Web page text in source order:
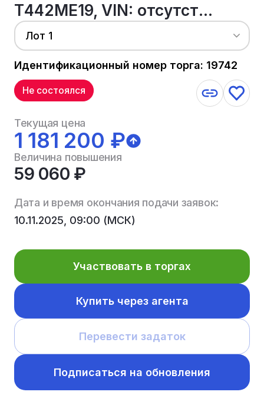
Т442МЕ19, VIN: отсутст...
Лот 1
Идентификационный номер торга: 19742
Не состоялся
Текущая цена
1 181 200 ₽
Величина повышения
59 060 ₽
Дата и время окончания подачи заявок:
10.11.2025, 09:00 (МСК)
Участвовать в торгах
Купить через агента
Перевести задаток
Подписаться на обновления